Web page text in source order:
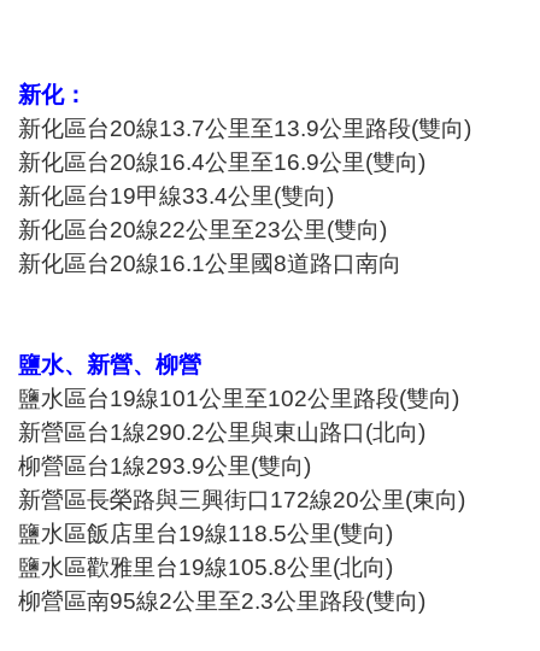
新化：
新化區台20線13.7公里至13.9公里路段(雙向)
新化區台20線16.4公里至16.9公里(雙向)
新化區台19甲線33.4公里(雙向)
新化區台20線22公里至23公里(雙向)
新化區台20線16.1公里國8道路口南向
鹽水、新營、柳營
鹽水區台19線101公里至102公里路段(雙向)
新營區台1線290.2公里與東山路口(北向)
柳營區台1線293.9公里(雙向)
新營區長榮路與三興街口172線20公里(東向)
鹽水區飯店里台19線118.5公里(雙向)
鹽水區歡雅里台19線105.8公里(北向)
柳營區南95線2公里至2.3公里路段(雙向)